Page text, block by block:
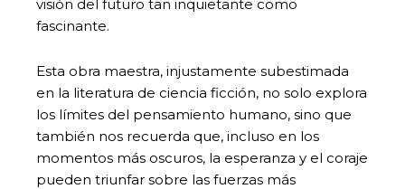
visión del futuro tan inquietante como
fascinante.
Esta obra maestra, injustamente subestimada
en la literatura de ciencia ficción, no solo explora
los límites del pensamiento humano, sino que
también nos recuerda que, incluso en los
momentos más oscuros, la esperanza y el coraje
pueden triunfar sobre las fuerzas más